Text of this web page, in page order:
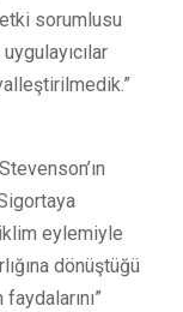
sorumlusu
eylemiyle
dönüştüğü